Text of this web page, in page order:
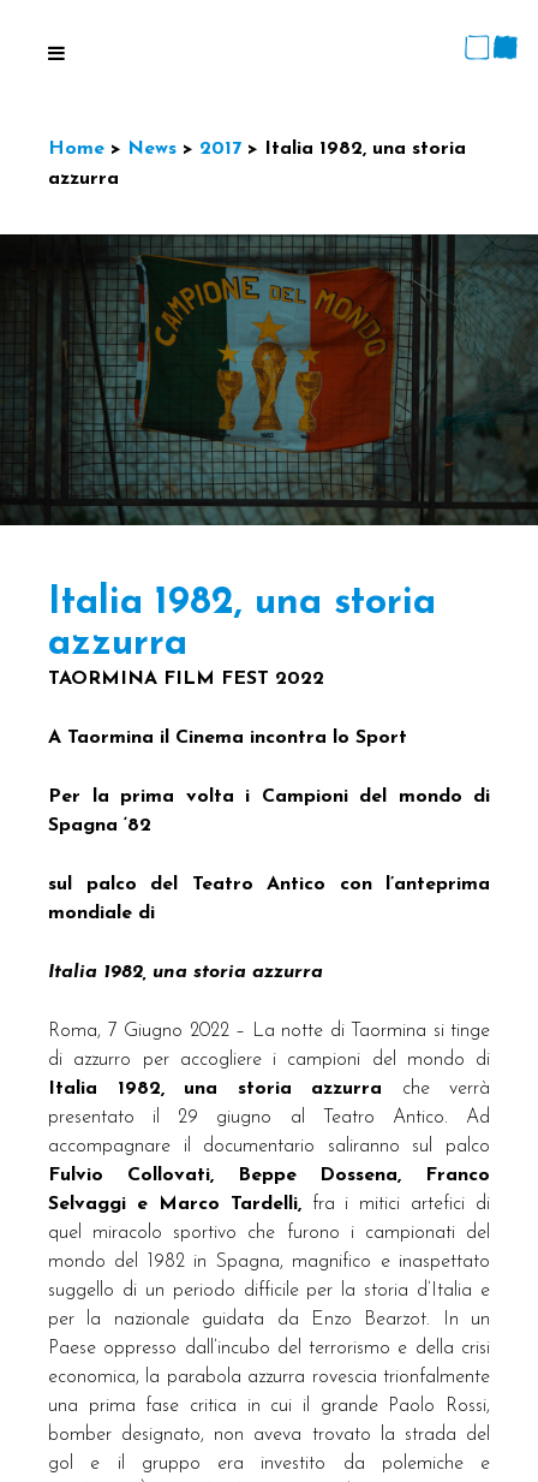
Home > News > 2017 >
Italia 1982, una storia
azzurra
Italia 1982, una storia
azzurra
TAORMINA FILM FEST 2022
A Taormina il Cinema incontra lo Sport
Per la prima volta i Campioni del mondo di
Spagna ‘82
sul palco del Teatro Antico con l’anteprima
mondiale di
Italia 1982, una storia azzurra
Roma, 7 Giugno 2022 – La notte di Taormina si tinge
di azzurro per accogliere i campioni del mondo di
Italia 1982, una storia azzurra che verrà
presentato il 29 giugno al Teatro Antico. Ad
accompagnare il documentario saliranno sul palco
Fulvio Collovati, Beppe Dossena, Franco
Selvaggi e Marco Tardelli, fra i mitici artefici di
quel miracolo sportivo che furono i campionati del
mondo del 1982 in Spagna, magnifico e inaspettato
suggello di un periodo difficile per la storia d’Italia e
per la nazionale guidata da Enzo Bearzot. In un
Paese oppresso dall’incubo del terrorismo e della crisi
economica, la parabola azzurra rovescia trionfalmente
una prima fase critica in cui il grande Paolo Rossi,
bomber designato, non aveva trovato la strada del
gol e il gruppo era investito da polemiche e